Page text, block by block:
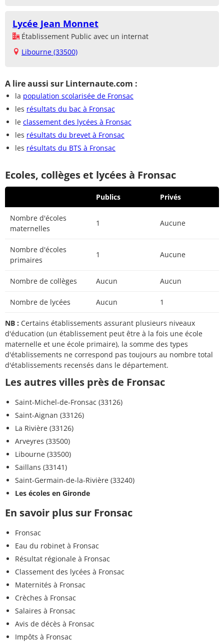
Lycée Jean Monnet
Établissement Public avec un internat
Libourne (33500)
A lire aussi sur Linternaute.com :
la population scolarisée de Fronsac
les résultats du bac à Fronsac
le classement des lycées à Fronsac
les résultats du brevet à Fronsac
les résultats du BTS à Fronsac
Ecoles, collèges et lycées à Fronsac
Publics Privés
Nombre d'écoles
maternelles
1 Aucune
Nombre d'écoles
primaires
1 Aucune
Nombre de collèges Aucun Aucun
Nombre de lycées Aucun 1
NB : Certains établissements assurant plusieurs niveaux
d'éducation (un établissement peut être à la fois une école
maternelle et une école primaire), la somme des types
d'établissements ne correspond pas toujours au nombre total
d'établissements recensés dans le département.
Les autres villes près de Fronsac
Saint-Michel-de-Fronsac (33126)
Saint-Aignan (33126)
La Rivière (33126)
Arveyres (33500)
Libourne (33500)
Saillans (33141)
Saint-Germain-de-la-Rivière (33240)
Les écoles en Gironde
En savoir plus sur Fronsac
Fronsac
Eau du robinet à Fronsac
Résultat régionale à Fronsac
Classement des lycées à Fronsac
Maternités à Fronsac
Crèches à Fronsac
Salaires à Fronsac
Avis de décès à Fronsac
Impôts à Fronsac